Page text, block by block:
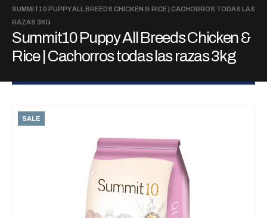
SUMMIT10 PUPPY ALL BREEDS CHICKEN & RICE | CACHORROS TODAS LAS
RAZAS 3KG
Summit10 Puppy All Breeds Chicken &
Rice | Cachorros todas las razas 3kg
SALE